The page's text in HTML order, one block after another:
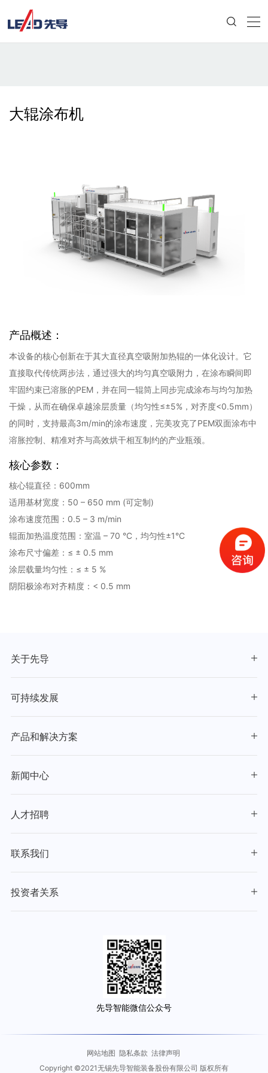
大辊涂布机
产品概述：
本设备的核心创新在于其大直径真空吸附加热辊的一体化设计。它
直接取代传统两步法，通过强大的均匀真空吸附力，在涂布瞬间即
牢固约束已溶胀的PEM，并在同一辊筒上同步完成涂布与均匀加热
干燥，从而在确保卓越涂层质量（均匀性≤±5%，对齐度<0.5mm）
的同时，支持最高3m/min的涂布速度，完美攻克了PEM双面涂布中
溶胀控制、精准对齐与高效烘干相互制约的产业瓶颈。
核心参数：
核心辊直径：600mm
适用基材宽度：50 – 650 mm (可定制)
涂布速度范围：0.5 – 3 m/min
辊面加热温度范围：室温 – 70 °C，均匀性±1°C
涂布尺寸偏差：≤ ± 0.5 mm
涂层载量均匀性：≤ ± 5 %
阴阳极涂布对齐精度：< 0.5 mm
关于先导
可持续发展
产品和解决方案
新闻中心
人才招聘
联系我们
投资者关系
先导智能微信公众号
网站地图 隐私条款 法律声明
Copyright ©2021无锡先导智能装备股份有限公司 版权所有